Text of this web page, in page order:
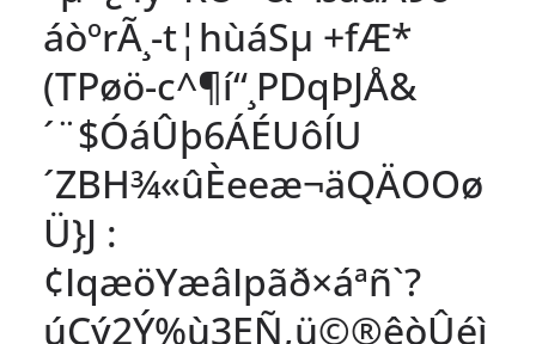
áòºrÃ¸-t¦hùáSµ +fÆ*
(TPøö-c^¶í“¸PDqÞJÅ&
´¨$ÓáÛþ6ÁÉUôÍU
´ZBH¾«ûÈeeæ¬äQÄOOø
Ü}J :
¢IqæöYæâIpãð×áªñ`?
úÇý2Ý%ù3EÑ,ü©®êòÛéì